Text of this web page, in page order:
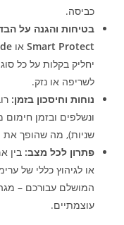
כביסה.
בטיחות והגנה על
Smart Protect או
יחליק בקלות על כל
לשריפה או נזק.
נוחות וחיסכון בזמן:
שניות), מה שהופך את
פתרון לכל מצב: בין
המושלם עבורכם –
עוצמתיים.